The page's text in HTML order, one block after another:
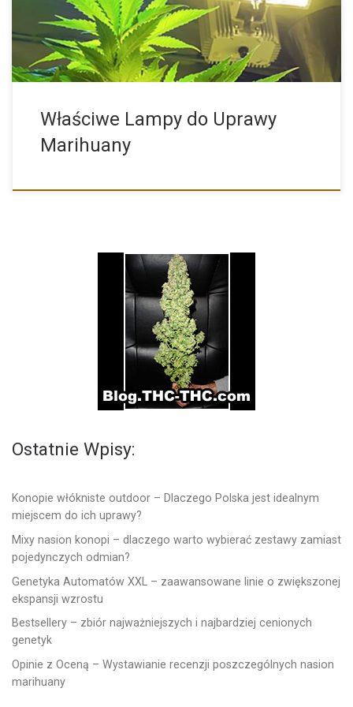
Właściwe Lampy do Uprawy
Marihuany
Ostatnie Wpisy:
Konopie włókniste outdoor – Dlaczego Polska jest idealnym
miejscem do ich uprawy?
Mixy nasion konopi – dlaczego warto wybierać zestawy zamiast
pojedynczych odmian?
Genetyka Automatów XXL – zaawansowane linie o zwiększonej
ekspansji wzrostu
Bestsellery – zbiór najważniejszych i najbardziej cenionych
genetyk
Opinie z Oceną – Wystawianie recenzji poszczególnych nasion
marihuany